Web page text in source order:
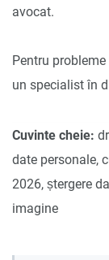
avocat.
Pentru
un specialist în
Cuvinte cheie:
date personale,
2026, ștergere
imagine